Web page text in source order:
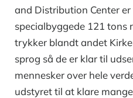
and Distribution Center
specialbyggede 121 tons
trykker blandt andet
sprog så de er klar til
mennesker over hele
udstyret til at klare